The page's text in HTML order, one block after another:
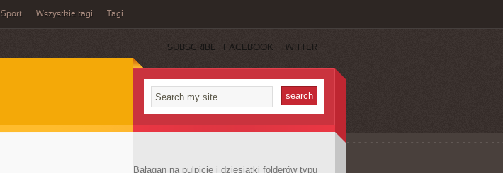
Sport Wszystkie tagi Tagi
SUBSCRIBE FACEBOOK TWITTER
Bałagan na pulpicie i dziesiątki folderów typu